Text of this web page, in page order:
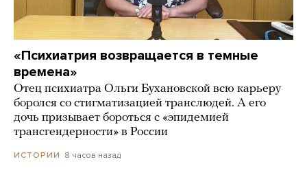
«Психиатрия возвращается в темные
времена»
Отец психиатра Ольги Бухановской всю карьеру
боролся со стигматизацией транслюдей. А его
дочь призывает бороться с «эпидемией
трансгендерности» в России
ИСТОРИИ 8 часов назад